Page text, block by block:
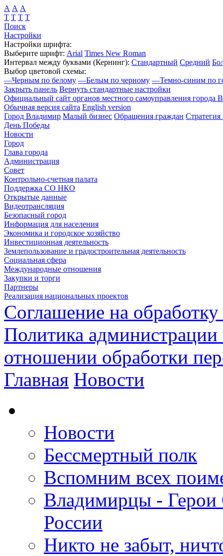
А А А
Т Т Т Т
Поиск
Настройки
Настройки шрифта:
Выберите шрифт: Arial Times New Roman
Интервал между буквами (Кернинг): Стандартный Средний
Выбор цветовой схемы:
—Черным по белому —Белым по черному —Темно-синим по
Закрыть панель Вернуть стандартные настройки
Официальный сайт органов местного самоуправления города
Обычная версия сайта English version
Город Владимир Малый бизнес Обращения граждан Стратегия
День Победы
Новости
Город
Глава города
Администрация
Совет
Контрольно-счетная палата
Поддержка СО НКО
Открытые данные
Видеотрансляция
Безопасный город
Информация для населения
Экономика и городское хозяйство
Инвестиционная деятельность
Землепользование и градостроительная деятельность
Социальная сфера
Международные отношения
Закупки и торги
Партнеры
Реализация национальных проектов
Соглашение на
Политика
отношении обработки
Главная Новости
Новости
Бессмертный полк
Вспомним всех
Владимирцы - Герои
России
Никто не забыт,